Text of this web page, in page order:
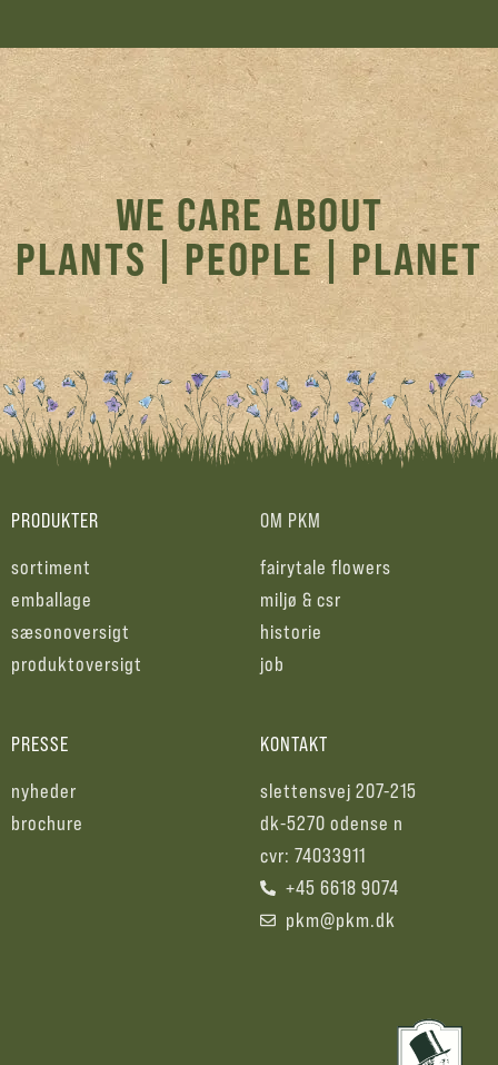
WE CARE ABOUT
PLANTS | PEOPLE | PLANET
PRODUKTER
sortiment
emballage
sæsonoversigt
produktoversigt
OM PKM
fairytale flowers
miljø & csr
historie
job
PRESSE
nyheder
brochure
KONTAKT
slettensvej 207-215
dk-5270 odense n
cvr: 74033911
+45 6618 9074
pkm@pkm.dk